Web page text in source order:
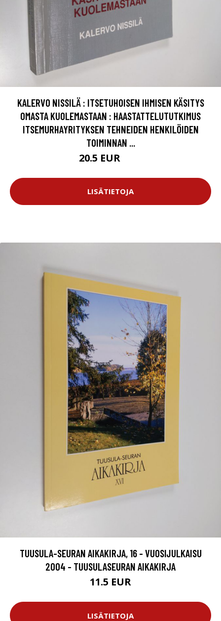
KALERVO NISSILÄ : ITSETUHOISEN IHMISEN KÄSITYS
OMASTA KUOLEMASTAAN : HAASTATTELUTUTKIMUS
ITSEMURHAYRITYKSEN TEHNEIDEN HENKILÖIDEN
TOIMINNAN ...
20.5 EUR
LISÄTIETOJA
TUUSULA-SEURAN AIKAKIRJA, 16 - VUOSIJULKAISU
2004 - TUUSULASEURAN AIKAKIRJA
11.5 EUR
LISÄTIETOJA